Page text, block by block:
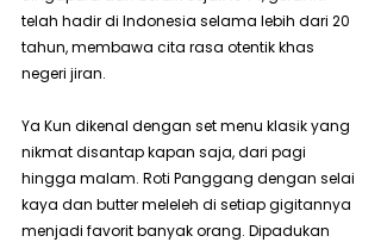
telah hadir di Indonesia selama lebih dari 20
tahun, membawa cita rasa otentik khas
negeri jiran.
Ya Kun dikenal dengan set menu klasik yang
nikmat disantap kapan saja, dari pagi
hingga malam. Roti Panggang dengan selai
kaya dan butter meleleh di setiap gigitannya
menjadi favorit banyak orang. Dipadukan